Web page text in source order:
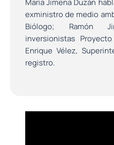
exministro de medio
Biólogo; Ramón
inversionistas
Enrique Vélez,
registro.